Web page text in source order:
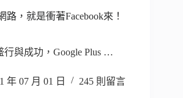
路，就是衝著Facebook來！
行與成功，Google Plus …
年 07 月 01 日 245 則留言